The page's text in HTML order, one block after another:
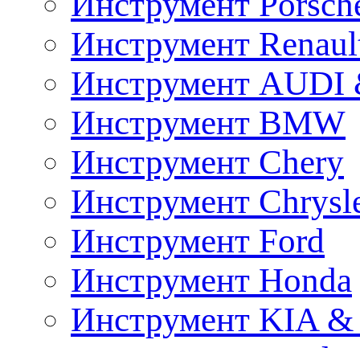
Инструмент
Инструмент AUDI
Инструмент BMW
Инструмент Chery
Инструмент
Инструмент Ford
Инструмент Honda
Инструмент KIA